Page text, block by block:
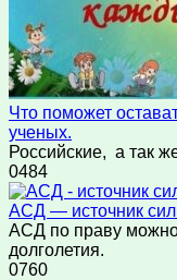
Что поможет
ученых.
Российские, а так
0484
АСД — источник
АСД по праву можно
долголетия.
0760